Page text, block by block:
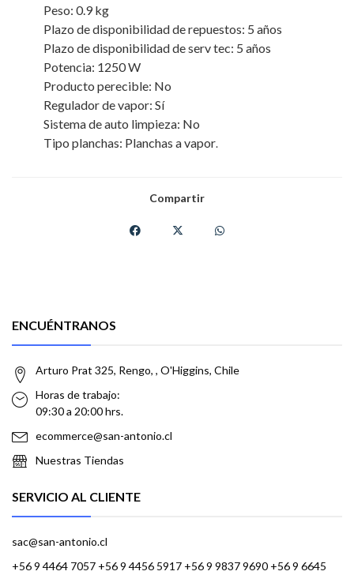
Peso: 0.9 kg
Plazo de disponibilidad de repuestos: 5 años
Plazo de disponibilidad de serv tec: 5 años
Potencia: 1250 W
Producto perecible: No
Regulador de vapor: Sí
Sistema de auto limpieza: No
Tipo planchas: Planchas a vapor.
Compartir
ENCUÉNTRANOS
Arturo Prat 325, Rengo, , O'Higgins, Chile
Horas de trabajo:
09:30 a 20:00 hrs.
ecommerce@san-antonio.cl
Nuestras Tiendas
SERVICIO AL CLIENTE
sac@san-antonio.cl
+56 9 4464 7057 +56 9 4456 5917 +56 9 9837 9690 +56 9 6645